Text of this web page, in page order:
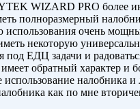
WIZARD PRO более
полноразмерный
использования очень
некоторую
под ЕДЦ задачи и
обратный характер и
использование налобника
как по мне